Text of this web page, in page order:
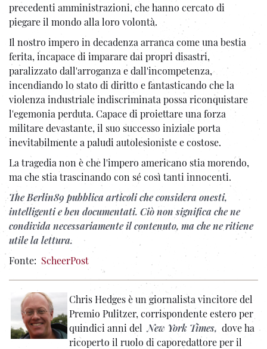
precedenti amministrazioni, che hanno cercato di
piegare il mondo alla loro volontà.
Il nostro impero in decadenza arranca come una bestia
ferita, incapace di imparare dai propri disastri,
paralizzato dall'arroganza e dall'incompetenza,
incendiando lo stato di diritto e fantasticando che la
violenza industriale indiscriminata possa riconquistare
l'egemonia perduta. Capace di proiettare una forza
militare devastante, il suo successo iniziale porta
inevitabilmente a paludi autolesioniste e costose.
La tragedia non è che l'impero americano stia morendo,
ma che stia trascinando con sé così tanti innocenti.
The Berlin89 pubblica articoli che considera onesti,
intelligenti e ben documentati. Ciò non significa che ne
condivida necessariamente il contenuto, ma che ne ritiene
utile la lettura.
Fonte: ScheerPost
Chris Hedges è un giornalista vincitore del
Premio Pulitzer, corrispondente estero per
quindici anni delNew York Times, dove ha
ricoperto il ruolo di caporedattore per il